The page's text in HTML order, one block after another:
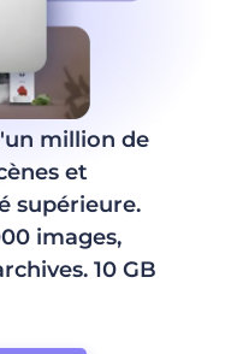
million de
et
supérieure.
images,
10 GB